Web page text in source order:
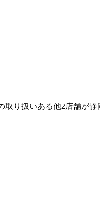
り扱いある他2店舗が静